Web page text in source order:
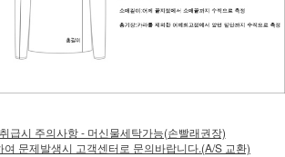
급시 주의사항 - 머신물세탁가능(손빨래권장)
문제발생시 고객센터로 문의바랍니다.(A/S 교환)